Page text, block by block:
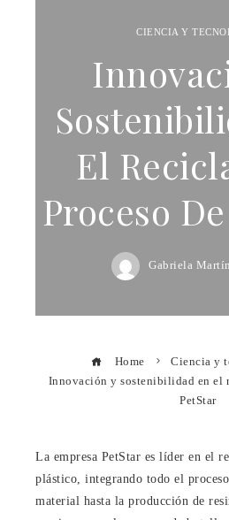
CIENCIA Y
El
Proceso
Gabriela
Home
Ciencia y
Innovación y sostenibilidad en el
PetStar
La empresa PetStar es líder en el
plástico, integrando todo el
material hasta la producción de